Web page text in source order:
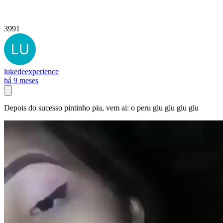
3991
lukedeexperience
há 9 meses
Depois do sucesso pintinho piu, vem ai: o peru glu glu glu glu